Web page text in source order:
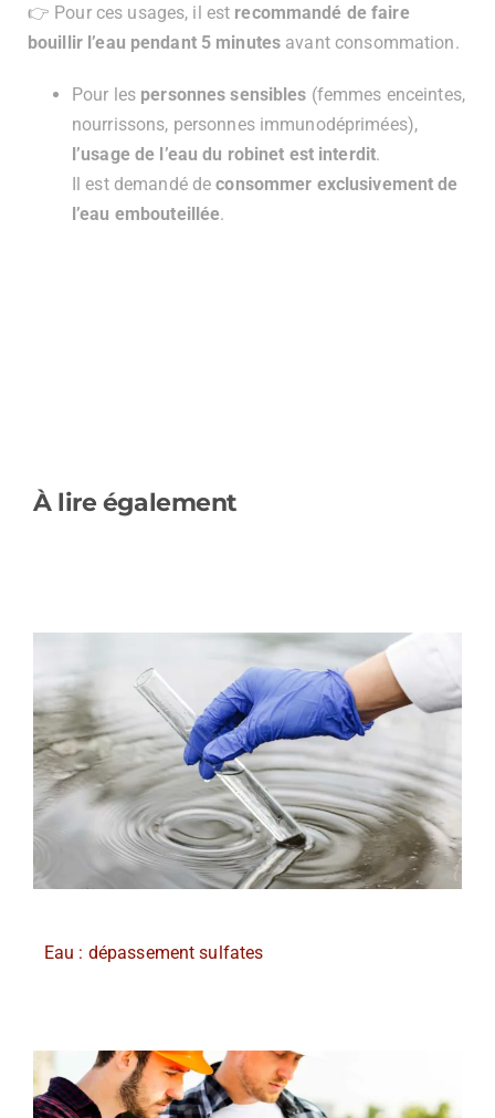
👉 Pour ces usages, il est recommandé de faire
bouillir l’eau pendant 5 minutes avant consommation.
Pour les personnes sensibles (femmes enceintes,
nourrissons, personnes immunodéprimées),
l’usage de l’eau du robinet est interdit.
Il est demandé deconsommer exclusivement de
l’eau embouteillée.
À lire également
Eau : dépassement sulfates